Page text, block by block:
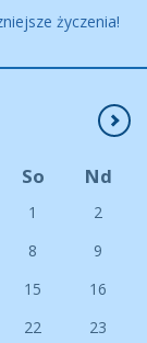
życzenia!
So Nd
1
2
8
9
15
16
22
23